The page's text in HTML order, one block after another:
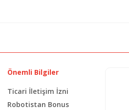
Önemli Bilgiler
Ticari İletişim İzni
Robotistan Bonus